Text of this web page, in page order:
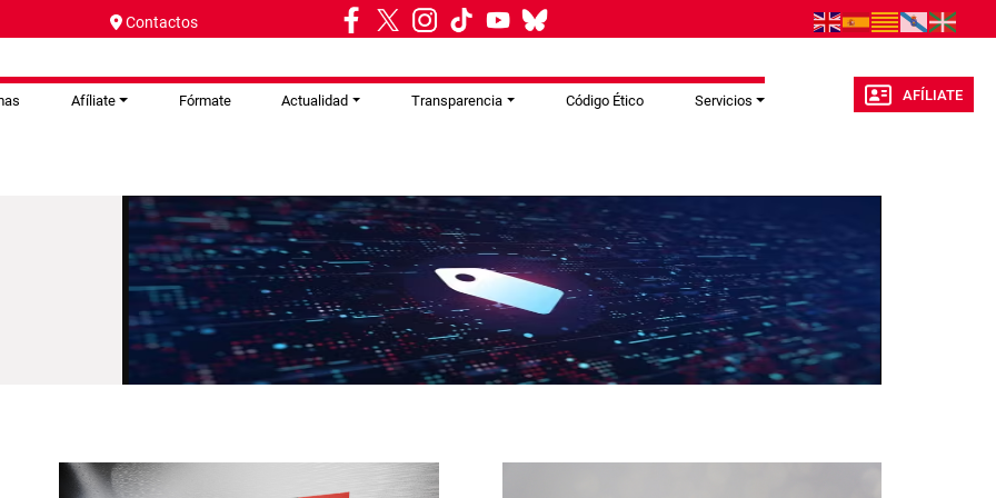
Contactos
Afíliate Fórmate Actualidad Transparencia Código Ético Servicios AFÍLIATE